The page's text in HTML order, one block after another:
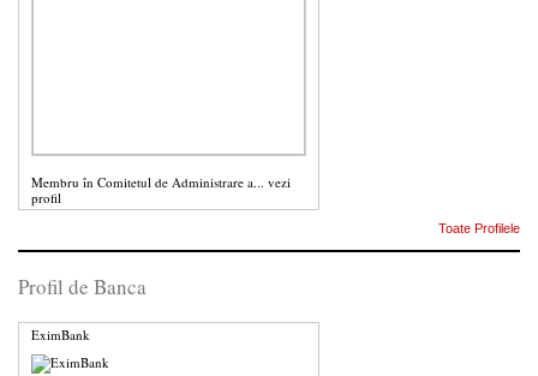
Membru în Comitetul de Administrare a... vezi
profil
Toate Profilele
Profil de Banca
EximBank